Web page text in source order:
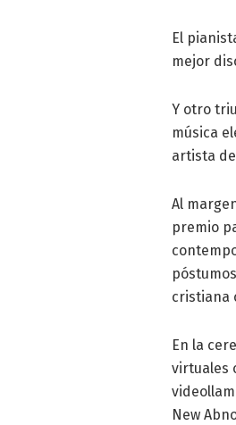
El
mejor
Y otro
música
artista
Al
premio
cristiana
En la
virtuales
New